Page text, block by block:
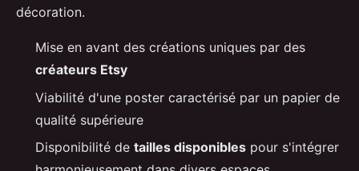
décoration.
Mise en avant des créations uniques par des
créateurs Etsy
Viabilité d'une poster caractérisé par un papier de
qualité supérieure
Disponibilité de tailles disponibles pour s'intégrer